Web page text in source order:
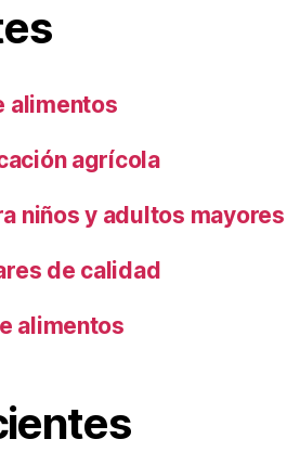
alimentos
agrícola
niños y adultos mayores
de calidad
alimentos